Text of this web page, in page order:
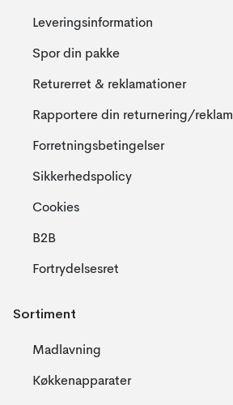
Leveringsinformation
Spor din pakke
Returerret & reklamationer
Rapportere din returnering/
Forretningsbetingelser
Sikkerhedspolicy
Cookies
B2B
Fortrydelsesret
Sortiment
Madlavning
Køkkenapparater